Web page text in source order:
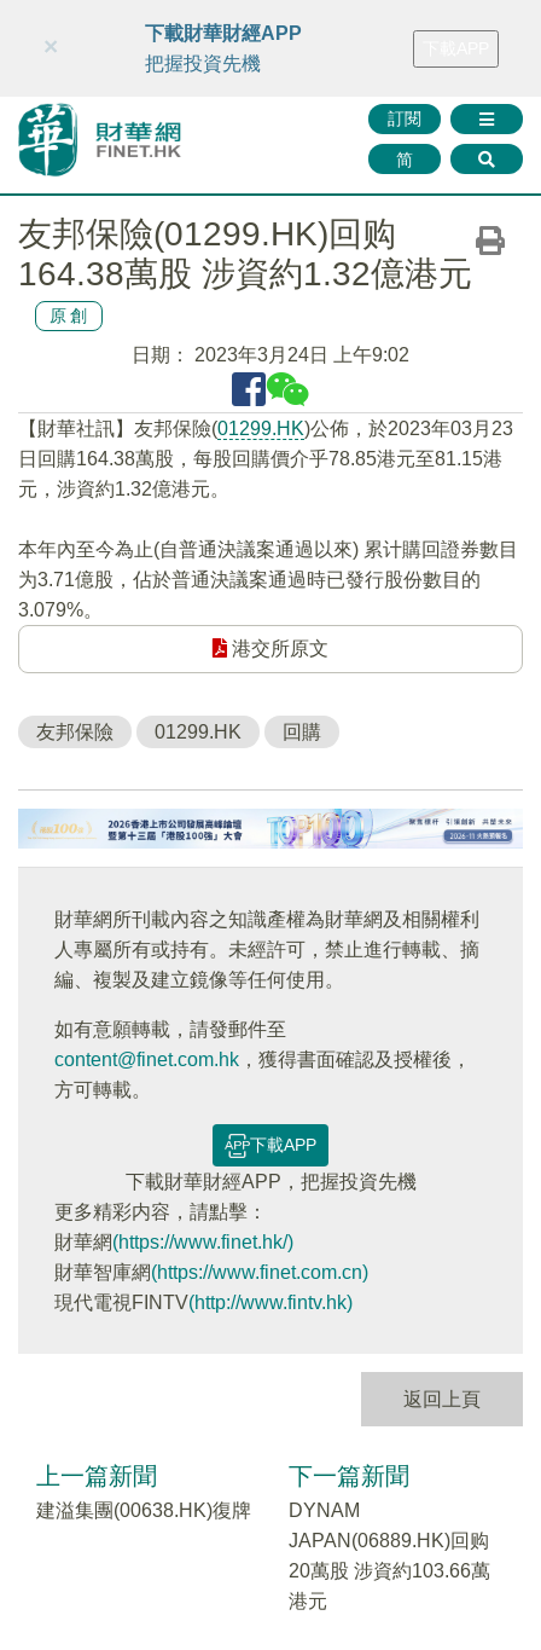
財華智庫網 FINTV FINMETA 財華證券 媒體矩陣
訂閱
简
×
下載財華財經APP
把握投資先機
友邦保險(01299.HK)回购
164.38萬股 涉資約1.32億港元
原創
日期： 2023年3月24日 上午9:02
【財華社訊】友邦保險(01299.HK)公佈，於2023年03月23
日回購164.38萬股，每股回購價介乎78.85港元至81.15港
元，涉資約1.32億港元。
本年內至今為止(自普通決議案通過以來) 累计購回證券數目
为3.71億股，佔於普通決議案通過時已發行股份數目的
3.079%。
港交所原文
友邦保險 01299.HK 回購
財華網所刊載內容之知識產權為財華網及相關權利
人專屬所有或持有。未經許可，禁止進行轉載、摘
編、複製及建立鏡像等任何使用。
如有意願轉載，請發郵件至
content@finet.com.hk ，獲得書面確認及授權後，
方可轉載。
下載APP
下載財華財經APP，把握投資先機
更多精彩内容，請點擊：
財華網(https://www.finet.hk/)
財華智庫網(https://www.finet.com.cn)
現代電視FINTV(http://www.fintv.hk)
返回上頁
上一篇新聞
建溢集團(00638.HK)復牌
下一篇新聞
DYNAM
JAPAN(06889.HK)回购
20萬股 涉資約103.66萬
港元